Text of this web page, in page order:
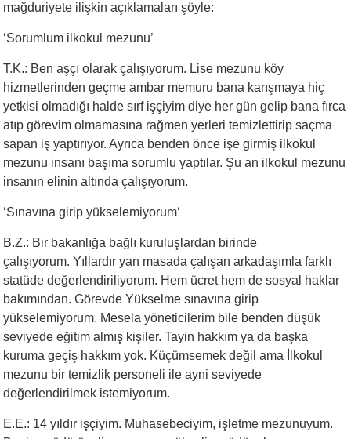
mağduriyete ilişkin açıklamaları şöyle:
‘Sorumlum ilkokul mezunu’
T.K.: Ben aşçı olarak çalışıyorum. Lise mezunu köy
hizmetlerinden geçme ambar memuru bana karışmaya hiç
yetkisi olmadığı halde sırf işçiyim diye her gün gelip bana fırca
atıp görevim olmamasına rağmen yerleri temizlettirip saçma
sapan iş yaptırıyor. Ayrıca benden önce işe girmiş ilkokul
mezunu insanı başıma sorumlu yaptılar. Şu an ilkokul mezunu
insanın elinin altında çalışıyorum.
‘Sınavına girip yükselemiyorum‘
B.Z.: Bir bakanlığa bağlı kuruluşlardan birinde
çalışıyorum. Yıllardır yan masada çalışan arkadaşımla farklı
statüde değerlendiriliyorum. Hem ücret hem de sosyal haklar
bakımından. Görevde Yükselme sınavına girip
yükselemiyorum. Mesela yöneticilerim bile benden düşük
seviyede eğitim almış kişiler. Tayin hakkım ya da başka
kuruma geçiş hakkım yok. Küçümsemek değil ama İlkokul
mezunu bir temizlik personeli ile ayni seviyede
değerlendirilmek istemiyorum.
E.E.: 14 yıldır işçiyim. Muhasebeciyim, işletme mezunuyum.